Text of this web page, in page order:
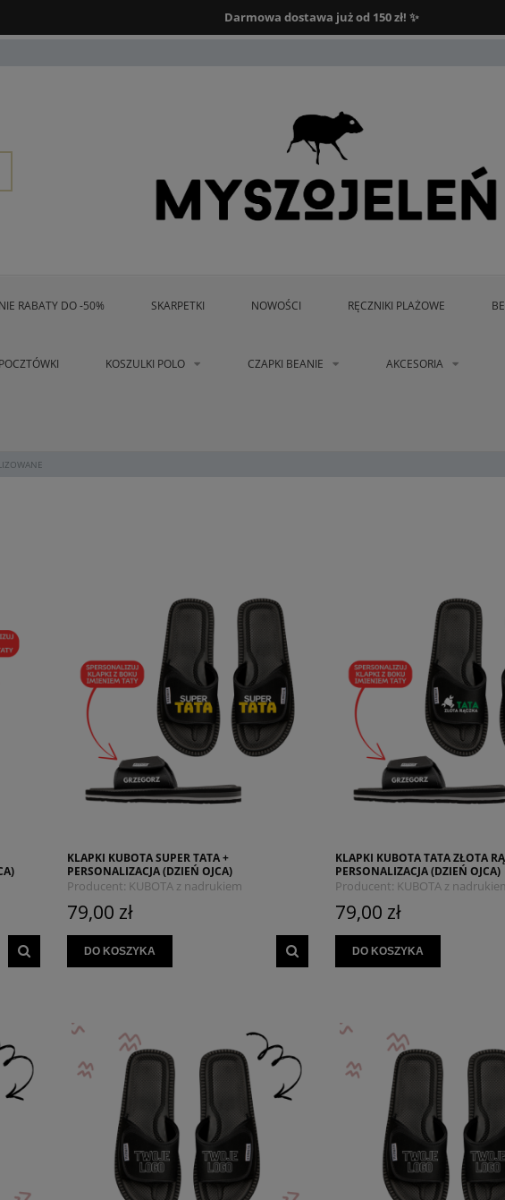
Darmowa dostawa od 150 zł.
Darmowa dostawa już od 150 zł! ✨
RABATY DO -50% SKARPETKI NOWOŚCI RĘCZNIKI PLAŻOWE
POCZTÓWKI KOSZULKI POLO CZAPKI BEANIE AKCESORIA
KLAPKI KUBOTA SUPER TATA +
PERSONALIZACJA (DZIEŃ OJCA)
Producent: KUBOTA z nadrukiem
MYSZOJELEŃ
79,00 zł
DO KOSZYKA
KLAPKI KUBOTA TATA ZŁOTA
PERSONALIZACJA (DZIEŃ OJCA)
Producent: KUBOTA z
MYSZOJELEŃ
79,00 zł
DO KOSZYKA